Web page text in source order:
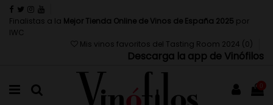
Finalistas a la Mejor Tienda Online de Vinos de España 2025 por
IWC
Mis vinos favoritos del Tasting Room 2024 (0 )
Descarga la app de Vinófilos
0